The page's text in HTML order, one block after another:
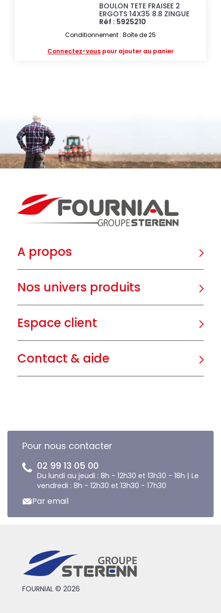
BOULON TETE FRAISEE 2
ERGOTS 14X35 8.8 ZINGUE
Réf : 5925210
Conditionnement : Boîte de 25
Connectez-vous pour ajouter au panier
A propos
Nos univers produits
Espace client
Contact & aide
Pour nous contacter
02 99 13 05 00
Du lundi au jeudi : 8h - 12h30 et 13h30 - 18h | Le
vendredi : 8h - 12h30 et 13h30 - 17h30
Par email
FOURNIAL © 2026